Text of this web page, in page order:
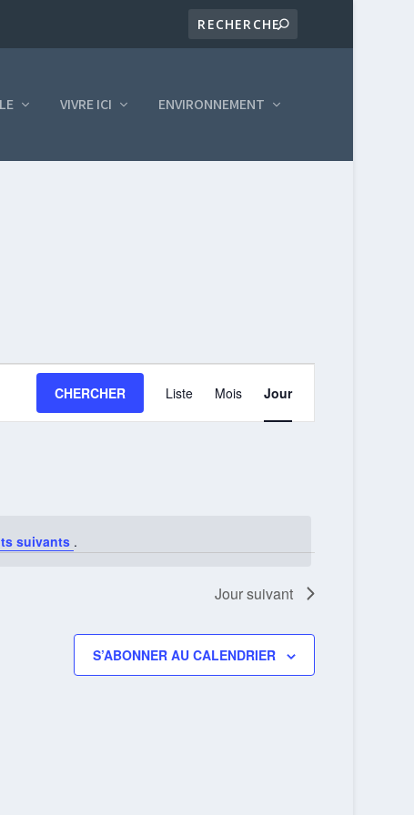
VIVRE ICI ENVIRONNEMENT
suivants .
CHERCHER
DE
VUES
Liste Mois Jour
Jour suivant
S’ABONNER AU CALENDRIER